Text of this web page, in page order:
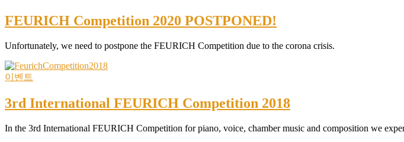
FEURICH Competition 2020 POSTPONED!
Unfortunately, we need to postpone the FEURICH Competition due to the corona crisis.
이벤트
3rd International FEURICH Competition 2018
In the 3rd International FEURICH Competition for piano, voice, chamber music and composition we